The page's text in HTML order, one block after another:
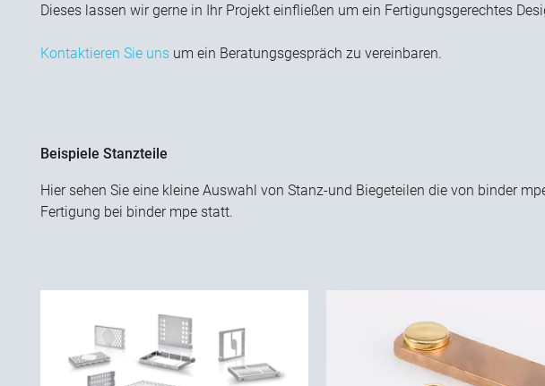
Dieses lassen wir gerne in Ihr Projekt einfließen um ein Fertigungsgerechtes
Kontaktieren Sie uns um ein Beratungsgespräch zu vereinbaren.
Beispiele Stanzteile
Hier sehen Sie eine kleine Auswahl von Stanz-und Biegeteilen die von binder
Fertigung bei binder mpe statt.